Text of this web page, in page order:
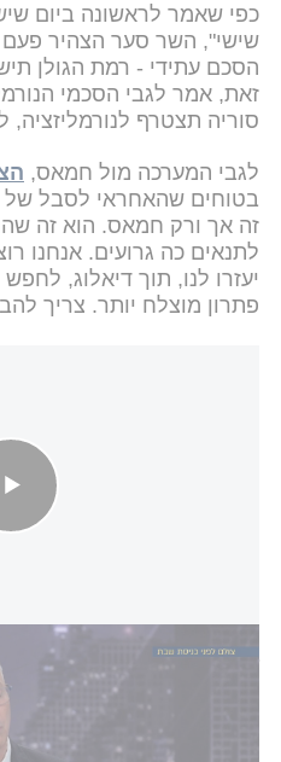
כפי שאמר לראשונה ביום
שישי", השר סער הצהיר
הסכם עתידי - רמת הגולן
זאת, אמר לגבי הסכמי
סוריה תצטרף לנורמליזציה,
לגבי המערכה מול חמאס,
בטוחים שהאחראי לסבל של
זה אך ורק חמאס. הוא זה
לתנאים כה גרועים. אנחנו
יעזרו לנו, תוך דיאלוג,
פתרון מוצלח יותר. צריך
גדעון סער על הרחבת הסכמי
להסכם עתידי עם ג'ולאני"
שרת החוץ של אוסטריה
בישראל. לגבי המצב בעזה,